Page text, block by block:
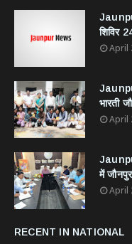
शिविर
April
भारती
April
में जौनपुर
April
RECENT IN NATIONAL